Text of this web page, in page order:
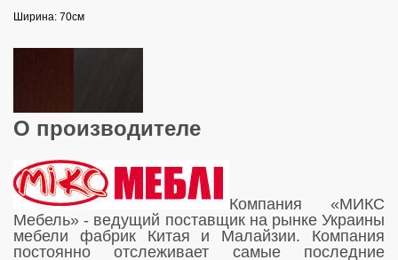
Ширина: 70см
О производителе
Компания «МИКС
Мебель» - ведущий поставщик на рынке Украины
мебели фабрик Китая и Малайзии. Компания
постоянно отслеживает самые последние